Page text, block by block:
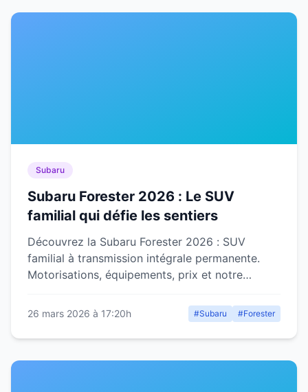
Subaru
Subaru Forester 2026 : Le SUV
familial qui défie les sentiers
Découvrez la Subaru Forester 2026 : SUV
familial à transmission intégrale permanente.
Motorisations, équipements, prix et notre
26 mars 2026 à 17:20h #Subaru #Forester